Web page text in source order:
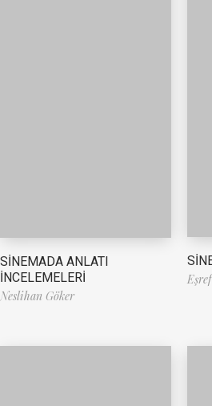
SİNEMADA ANLATI
İNCELEMELERİ
Neslihan Göker